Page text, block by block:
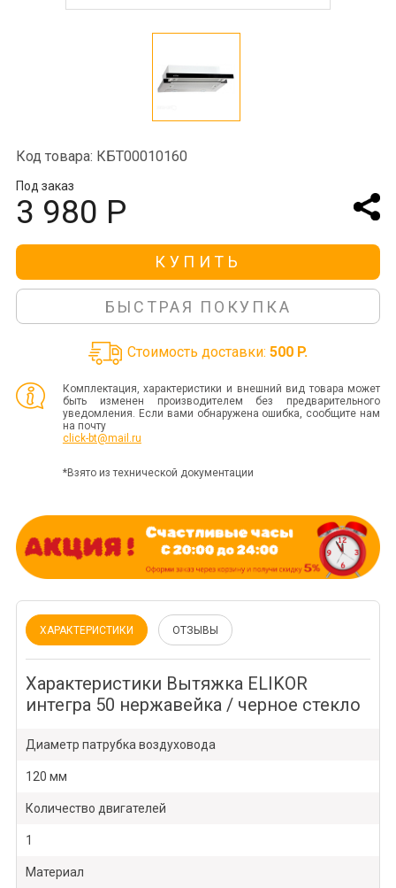
Код товара: КБТ00010160
Под заказ
3 980 Р
КУПИТЬ
БЫСТРАЯ ПОКУПКА
Стоимость доставки: 500 P.
Комплектация, характеристики и внешний вид товара может
быть изменен производителем без предварительного
уведомления. Если вами обнаружена ошибка, сообщите нам
на почту
click-bt@mail.ru
*Взято из технической документации
ХАРАКТЕРИСТИКИ ОТЗЫВЫ
Характеристики Вытяжка ELIKOR
интегра 50 нержавейка / черное стекло
Диаметр патрубка воздуховода
120 мм
Количество двигателей
1
Материал